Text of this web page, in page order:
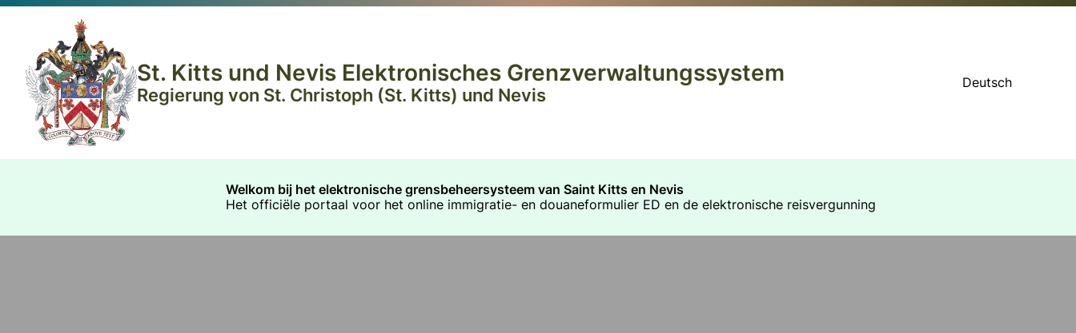
St. Kitts und Nevis Elektronisches Grenzverwaltungssystem
Regierung von St. Christoph (St. Kitts) und Nevis
Deutsch
Welkom bij het elektronische grensbeheersysteem van Saint Kitts en Nevis
Het officiële portaal voor het online immigratie- en douaneformulier ED en de elektronische reisvergunning